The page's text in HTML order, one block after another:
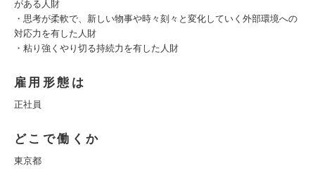
がある人財
・思考が柔軟で、新しい物事や時々刻々と変化していく外部環境への
対応力を有した人財
・粘り強くやり切る持続力を有した人財
雇用形態は
正社員
どこで働くか
東京都